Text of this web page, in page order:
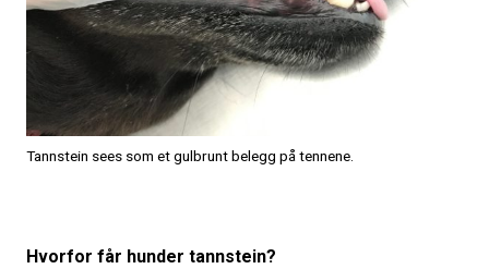
Tannstein sees som et gulbrunt belegg på tennene.
Hvorfor får hunder tannstein?